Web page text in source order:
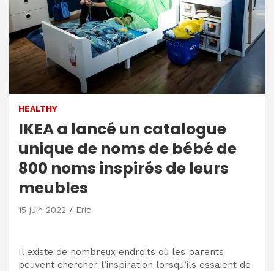
HEALTHY
IKEA a lancé un catalogue
unique de noms de bébé de
800 noms inspirés de leurs
meubles
15 juin 2022 Eric
Il existe de nombreux endroits où les parents
peuvent chercher l’inspiration lorsqu’ils essaient de